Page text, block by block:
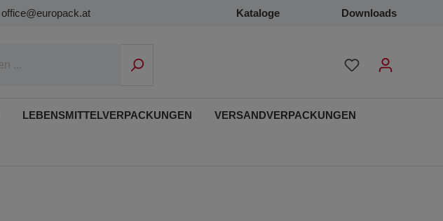
office@europack.at Kataloge Downloads
LEBENSMITTELVERPACKUNGEN VERSANDVERPACKUNGEN